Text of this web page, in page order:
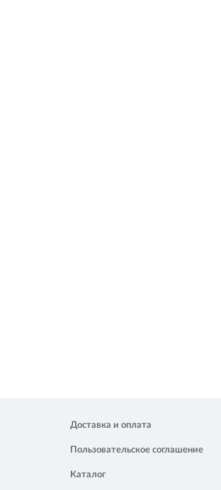
Доставка и оплата
Пользовательское соглашение
Каталог